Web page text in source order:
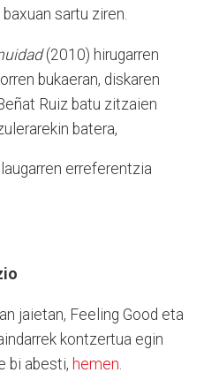
sartu ziren.
(2010) hirugarren
bukaeran, diskaren
Ruiz batu zitzaien
batera,
erreferentzia
jaietan, Feeling Good eta
kontzertua egin
bi abesti, hemen